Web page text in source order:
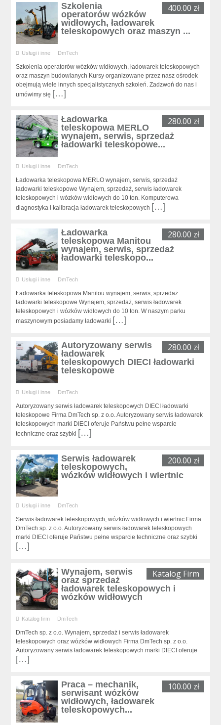
400.00 zł
Szkolenia
operatorów wózków
widłowych, ładowarek
teleskopowych oraz maszyn ...
Usługi i inne DmTech
Szkolenia operatorów wózków widłowych, ładowarek teleskopowych
oraz maszyn budowlanych Kursy organizowane przez nasz ośrodek
obejmują wiele innych specjalistycznych szkoleń. Zadzwoń do nas i
umówimy się […]
280.00 zł
Ładowarka
teleskopowa MERLO
wynajem, serwis, sprzedaż
ładowarki teleskopowe...
Usługi i inne DmTech
Ładowarka teleskopowa MERLO wynajem, serwis, sprzedaż
ładowarki teleskopowe Wynajem, sprzedaż, serwis ładowarek
teleskopowych i wózków widłowych do 10 ton. Komputerowa
diagnostyka i kalibracja ładowarek teleskopowych […]
280.00 zł
Ładowarka
teleskopowa Manitou
wynajem, serwis, sprzedaż
ładowarki teleskopo...
Usługi i inne DmTech
Ładowarka teleskopowa Manitou wynajem, serwis, sprzedaż
ładowarki teleskopowe Wynajem, sprzedaż, serwis ładowarek
teleskopowych i wózków widłowych do 10 ton. W naszym parku
maszynowym posiadamy ładowarki […]
280.00 zł
Autoryzowany serwis
ładowarek
teleskopowych DIECI ładowarki
teleskopowe
Usługi i inne DmTech
Autoryzowany serwis ładowarek teleskopowych DIECI ładowarki
teleskopowe Firma DmTech sp. z o.o. Autoryzowany serwis ładowarek
teleskopowych marki DIECI oferuje Państwu pełne wsparcie
techniczne oraz szybki […]
200.00 zł
Serwis ładowarek
teleskopowych,
wózków widłowych i wiertnic
Usługi i inne DmTech
Serwis ładowarek teleskopowych, wózków widłowych i wiertnic Firma
DmTech sp. z o.o. Autoryzowany serwis ładowarek teleskopowych
marki DIECI oferuje Państwu pełne wsparcie techniczne oraz szybki
[…]
Katalog Firm
Wynajem, serwis
oraz sprzedaż
ładowarek teleskopowych i
wózków widłowych
Katalog firm DmTech
DmTech sp. z o.o. Wynajem, sprzedaż i serwis ładowarek
teleskopowych oraz wózków widłowych Firma DmTech sp. z o.o.
Autoryzowany serwis ładowarek teleskopowych marki DIECI oferuje
[…]
100.00 zł
Praca – mechanik,
serwisant wózków
widłowych, ładowarek
teleskopowych...